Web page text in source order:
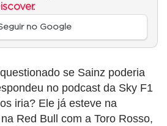
.
no Google
se Sainz poderia
no podcast da Sky F1
iria? Ele já esteve na
Red Bull com a Toro Rosso,